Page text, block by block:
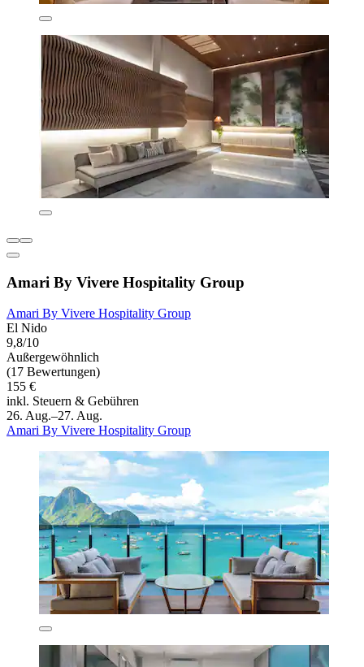
Amari By Vivere Hospitality Group
Amari By Vivere Hospitality Group
El Nido
9,8/10
Außergewöhnlich
(17 Bewertungen)
155 €
inkl. Steuern & Gebühren
26. Aug.–27. Aug.
Amari By Vivere Hospitality Group